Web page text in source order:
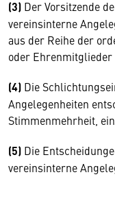
(3) Der Vorsitzende
vereinsinterne
aus der Reihe der
oder
(4) Die
Angelegenheiten
Stimmenmehrheit,
(5) Die
vereinsinterne